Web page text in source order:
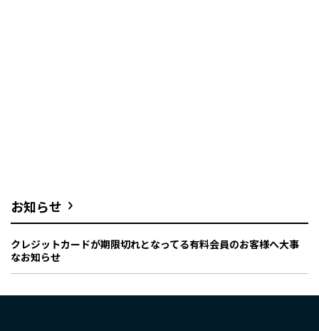
お知らせ
クレジットカードが期限切れとなってる有料会員のお客様へ大事
なお知らせ